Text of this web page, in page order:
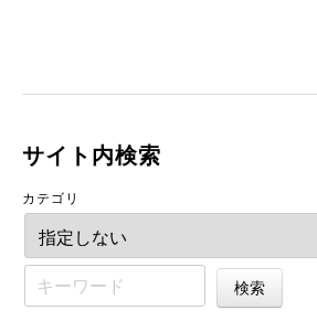
サイト内検索
カテゴリ